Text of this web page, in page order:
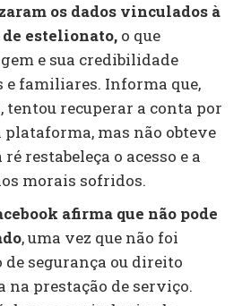
os dados vinculados à
estelionato, o que
e sua credibilidade
e familiares. Informa que,
tentou recuperar a conta por
plataforma, mas não obteve
ré restabeleça o acesso e a
morais sofridos.
afirma que não pode
, uma vez que não foi
segurança ou direito
na prestação de serviço.